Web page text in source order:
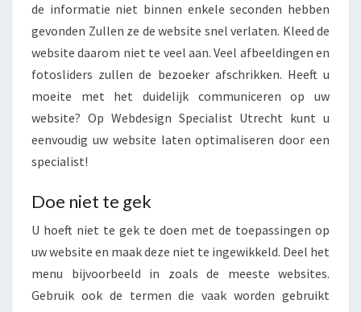
de informatie niet binnen enkele seconden hebben
gevonden Zullen ze de website snel verlaten. Kleed de
website daarom niet te veel aan. Veel afbeeldingen en
fotosliders zullen de bezoeker afschrikken. Heeft u
moeite met het duidelijk communiceren op uw
website? Op Webdesign Specialist Utrecht kunt u
eenvoudig uw website laten optimaliseren door een
specialist!
Doe niet te gek
U hoeft niet te gek te doen met de toepassingen op
uw website en maak deze niet te ingewikkeld. Deel het
menu bijvoorbeeld in zoals de meeste websites.
Gebruik ook de termen die vaak worden gebruikt